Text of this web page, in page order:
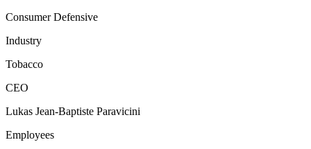
Consumer Defensive
Industry
Tobacco
CEO
Lukas Jean-Baptiste Paravicini
Employees